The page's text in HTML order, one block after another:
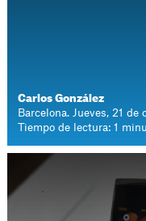
Carlos González
Barcelona. Jueves, 21
Tiempo de lectura: 1